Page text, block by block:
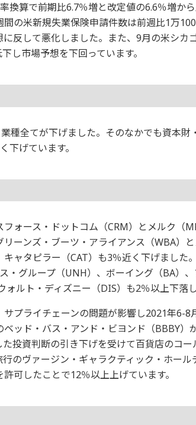
換算で前期比6.7％増と改定値の6.6％増か
の米新規失業保険申請件数は前週比1万
反して悪化しました。また、9月の米シカ
し市場予想を下回っています。
種全てが下げました。そのなかでも資本財
下げています。
ォース・ドットコム（CRM）とメルク（
リーンズ・ブーツ・アライアンス（WBA）
ャタピラー（CAT）も3％近く下げました
・グループ（UNH）、ボーイング（BA）
ォルト・ディズニー（DIS）も2％以上下落
プライチェーンの問題が影響し2021年6-8
ッド・バス・アンド・ビヨンド（BBBY）
投資判断の引き下げを受けて百貨店のコ
のヴァージン・ギャラクティック・ホール
可したことで12％以上上げています。